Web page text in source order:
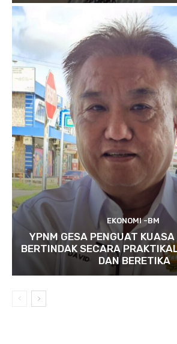
EKONOMI -BM
YPNM GESA PENGUAT KUASA
BERTINDAK SECARA
DAN BERETIKA